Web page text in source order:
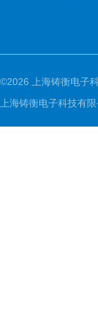
©2026 上海铸衡电子
上海铸衡电子科技有